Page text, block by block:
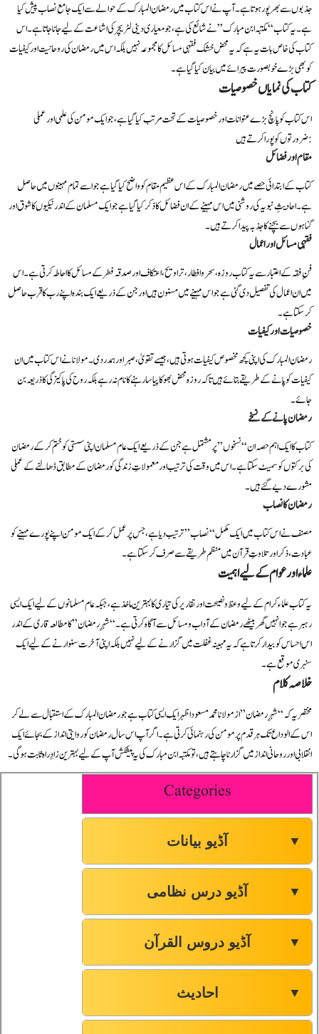
جذبوں سے بھرپور ہوتا ہے۔ آپ نے اس کتاب میں رمضان المبارک کے حوالے سے ایک جامع نصاب پیش کیا
ہے۔ یہ کتاب “مکتبہ ابن مبارک” نے شائع کی ہے، جو معیاری دینی لٹریچر کی اشاعت کے لیے جانا جاتا ہے۔ اس
کتاب کی خاص بات یہ ہے کہ یہ محض خشک فقہی مسائل کا مجموعہ نہیں بلکہ اس میں رمضان کی روحانیت اور کیفیات
کو بھی بڑے خوبصورت پیرائے میں بیان کیا گیا ہے۔
کتاب کی نمایاں خصوصیات
اس کتاب کو پانچ بڑے عنوانات اور خصوصیات کے تحت مرتب کیا گیا ہے، جو ایک مومن کی علمی اور عملی
ضرورتوں کو پورا کرتے ہیں:
مقام اور فضائل
کتاب کے ابتدائی حصے میں رمضان المبارک کے اس عظیم مقام کو واضح کیا گیا ہے جو اسے تمام مہینوں میں حاصل
ہے۔ احادیثِ نبویہ کی روشنی میں اس مہینے کے ان فضائل کا ذکر کیا گیا ہے جو ایک مسلمان کے اندر نیکیوں کا شوق اور
گناہوں سے بچنے کا جذبہ پیدا کرتے ہیں۔
فقہی مسائل اور اعمال
فنِ فقہ کے اعتبار سے یہ کتاب روزہ، سحر و افطار، تراویح، اعتکاف اور صدقہ فطر کے مسائل کا احاطہ کرتی ہے۔ اس
میں ان اعمال کی تفصیل دی گئی ہے جو اس مہینے میں مسنون ہیں اور جن کے ذریعے ایک بندہ اپنے رب کا قرب حاصل
کر سکتا ہے۔
خصوصیات اور کیفیات
رمضان المبارک کی اپنی کچھ مخصوص کیفیات ہوتی ہیں، جیسے تقویٰ، صبر اور ہمدردی۔ مولانا نے اس کتاب میں ان
کیفیات کو پانے کے طریقے بتائے ہیں تاکہ روزہ محض بھوکا پیاسا رہنے کا نام نہ رہے بلکہ روح کی پاکیزگی کا ذریعہ بن
جائے۔
رمضان پانے کے نسخے
کتاب کا ایک اہم حصہ ان “نسخوں” پر مشتمل ہے جن کے ذریعے ایک عام مسلمان اپنی سستی کو ختم کر کے رمضان
کی برکتوں کو سمیٹ سکتا ہے۔ اس میں وقت کی ترتیب اور معمولاتِ زندگی کو رمضان کے مطابق ڈھالنے کے عملی
مشورے دیے گئے ہیں۔
رمضان کا نصاب
مصنف نے اس کتاب میں ایک مکمل “نصاب” ترتیب دیا ہے، جس پر عمل کر کے ایک مومن اپنے پورے مہینے کو
عبادت، ذکر اور تلاوتِ قرآن میں منظم طریقے سے صرف کر سکتا ہے۔
علماء اور عوام کے لیے اہمیت
یہ کتاب علماء کرام کے لیے وعظ و نصیحت اور تقاریر کی تیاری کا بہترین ماخذ ہے، جبکہ عام مسلمانوں کے لیے ایک ایسی
رہبر ہے جو انہیں گھر بیٹھے رمضان کے آداب و مسائل سے آگاہ کرتی ہے۔ “شہرِ رمضان” کا مطالعہ قاری کے اندر
اس احساس کو بیدار کرتا ہے کہ یہ مہینہ غفلت میں گزارنے کے لیے نہیں بلکہ اپنی آخرت سنوارنے کے لیے ایک
سنہری موقع ہے۔
خلاصہ کلام
مختصر یہ کہ “شہرِ رمضان” از مولانا محمد مسعود اظہر ایک ایسی کتاب ہے جو رمضان المبارک کے استقبال سے لے کر
اس کے الوداع تک ہر قدم پر مومن کی رہنمائی کرتی ہے۔ اگر آپ اس سال رمضان کو روایتی انداز کے بجائے ایک
انقلابی اور روحانی انداز میں گزارنا چاہتے ہیں، تو مکتبہ ابن مبارک کی یہ پیشکش آپ کے لیے بہترین زادِ راہ ثابت ہوگی۔
Categories
آڈیو بیانات ▼
آڈیو درس نظامی ▼
آڈیو دروس القرآن ▼
احادیث ▼